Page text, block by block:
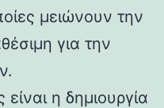
μειώνουν την
για την
η δημιουργία